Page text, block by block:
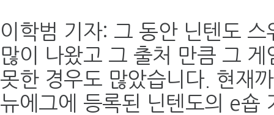
이학범 기자: 그 동안 닌텐도
많이 나왔고 그 출처 만큼 그
못한 경우도 많았습니다. 현재
뉴에그에 등록된 닌텐도의 e숍